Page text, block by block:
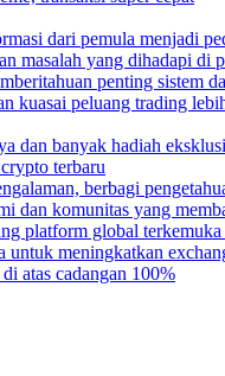
dari pemula menjadi
masalah yang dihadapi di
penting sistem
kuasai peluang trading
dan banyak hadiah
terbaru
berbagi
dan komunitas yang
platform global
untuk meningkatkan
atas cadangan 100%